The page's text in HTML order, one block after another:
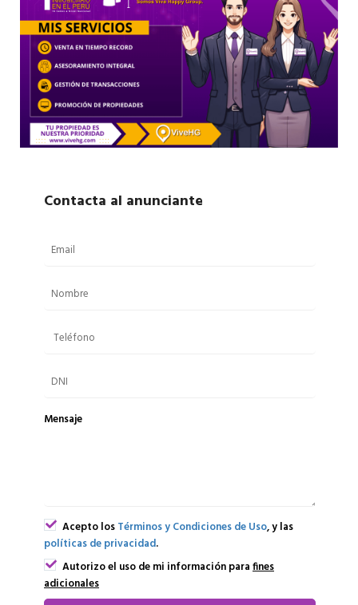
Contacta al anunciante
Mensaje
Acepto losTérminos y Condiciones de Uso, y las
políticas de privacidad.
Autorizo el uso de mi información parafines
adicionales